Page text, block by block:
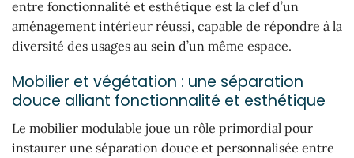
entre fonctionnalité et esthétique est la clef d’un
aménagement intérieur réussi, capable de répondre à la
diversité des usages au sein d’un même espace.
Mobilier et végétation : une séparation
douce alliant fonctionnalité et esthétique
Le mobilier modulable joue un rôle primordial pour
instaurer une séparation douce et personnalisée entre